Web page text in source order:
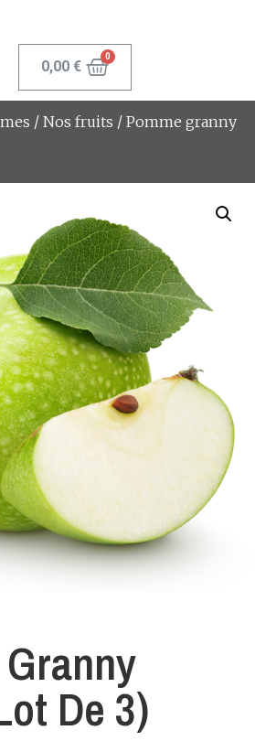
0,00€
/ Nos fruits / Pomme granny
De 3)